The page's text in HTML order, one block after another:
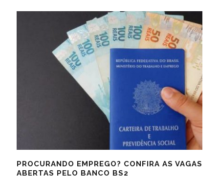
PROCURANDO EMPREGO? CONFIRA AS VAGAS
ABERTAS PELO BANCO BS2